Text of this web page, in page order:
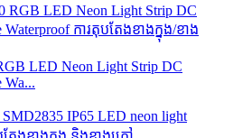
LED Neon Light Strip DC
Wa...